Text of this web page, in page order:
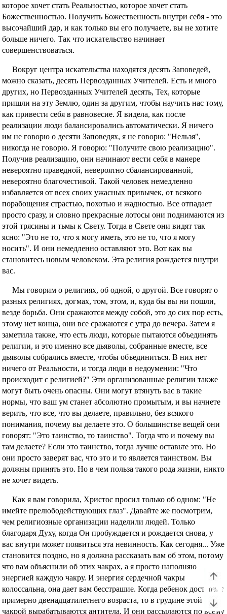
0%
которое хочет стать Реальностью, которое хочет стать
Божественностью. Получить Божественность внутри себя - это
высочайший дар, и как только вы его получаете, вы не хотите
больше ничего. Так что искательство начинает
совершенствоваться.
Вокруг центра искательства находятся десять Заповедей,
можно сказать, десять Первозданных Учителей. Есть и много
других, но Первозданных Учителей десять, Тех, которые
пришли на эту Землю, один за другим, чтобы научить нас тому,
как привести себя в равновесие. Я видела, как после
реализации люди балансировались автоматически. Я ничего
им не говорю о десяти Заповедях, я не говорю: "Нельзя",
никогда не говорю. Я говорю: "Получите свою реализацию".
Получив реализацию, они начинают вести себя в манере
невероятно праведной, невероятно сбалансированной,
невероятно благочестивой. Такой человек немедленно
избавляется от всех своих ужасных привычек, от всякого
порабощения страстью, похотью и жадностью. Все отпадает
просто сразу, и словно прекрасные лотосы они поднимаются из
этой трясины и тьмы к Свету. Тогда в Свете они видят так
ясно: "Это не то, что я могу иметь, это не то, что я могу
носить". И они немедленно оставляют это. Вот как вы
становитесь новым человеком. Эта религия рождается внутри
вас.
Мы говорим о религиях, об одной, о другой. Все говорят о
разных религиях, догмах, том, этом, и, куда бы вы ни пошли,
везде борьба. Они сражаются между собой, это до сих пор есть,
этому нет конца, они все сражаются с утра до вечера. Затем я
заметила также, что есть люди, которые пытаются объединять
религии, и это именно все дьяволы, собранные вместе, все
дьяволы собрались вместе, чтобы объединиться. В них нет
ничего от Реальности, и тогда люди в недоумении: "Что
происходит с религией?" Эти организованные религии также
могут быть очень опасны. Они могут втянуть вас в такие
нормы, что ваш ум станет абсолютно промытым, и вы начнете
верить, что все, что вы делаете, правильно, без всякого
понимания, почему вы делаете это. О большинстве вещей они
говорят: "Это таинство, то таинство". Тогда что и почему вы
там делаете? Если это таинство, тогда лучше оставьте это. Но
они просто заверят вас, что это и то является таинством. Вы
должны принять это. Но в чем польза такого рода жизни, никто
не хочет видеть.
Как я вам говорила, Христос просил только об одном: "Не
имейте прелюбодействующих глаз". Давайте же посмотрим,
чем религиозные организации наделили людей. Только
благодаря Духу, когда Он пробуждается и рождается снова, у
вас внутри может появиться эта невинность. Как сегодня... Уже
становится поздно, но я должна рассказать вам об этом, потому
что вам объяснили об этих чакрах, а я просто наполняю
энергией каждую чакру. И энергия сердечной чакры
колоссальна, она дает вам бесстрашие. Когда ребенок достигает
примерно двенадцатилетнего возраста, то в грудине этой
чакрой вырабатываются антитела. И они рассылаются по всему